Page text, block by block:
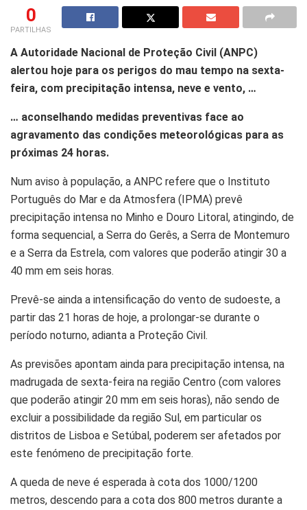
0
PARTILHAS
A Autoridade Nacional de Proteção Civil (ANPC)
alertou hoje para os perigos do mau tempo na sexta-
feira, com precipitação intensa, neve e vento, …
… aconselhando medidas preventivas face ao
agravamento das condições meteorológicas para as
próximas 24 horas.
Num aviso à população, a ANPC refere que o Instituto
Português do Mar e da Atmosfera (IPMA) prevê
precipitação intensa no Minho e Douro Litoral, atingindo, de
forma sequencial, a Serra do Gerês, a Serra de Montemuro
e a Serra da Estrela, com valores que poderão atingir 30 a
40 mm em seis horas.
Prevê-se ainda a intensificação do vento de sudoeste, a
partir das 21 horas de hoje, a prolongar-se durante o
período noturno, adianta a Proteção Civil.
As previsões apontam ainda para precipitação intensa, na
madrugada de sexta-feira na região Centro (com valores
que poderão atingir 20 mm em seis horas), não sendo de
excluir a possibilidade da região Sul, em particular os
distritos de Lisboa e Setúbal, poderem ser afetados por
este fenómeno de precipitação forte.
A queda de neve é esperada à cota dos 1000/1200
metros, descendo para a cota dos 800 metros durante a